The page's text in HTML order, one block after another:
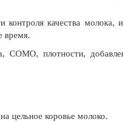
качества молока,
время.
СОМО, плотности,
цельное коровье молоко.